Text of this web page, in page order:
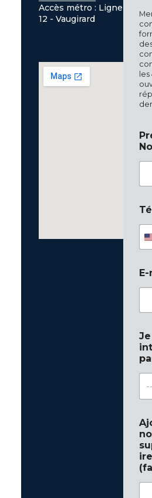
Accès métro : Ligne
12 - Vaugirard
é
l
é
p
h
o
n
e
E
a
i
l